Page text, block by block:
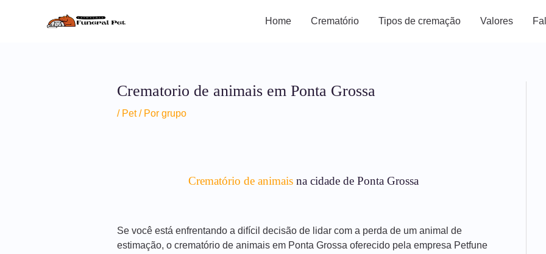
Home Crematório Tipos de cremação Valores
Crematorio de animais em Ponta Grossa
/ Pet/ Por grupo
Crematório de animaisna cidade de Ponta Grossa
Se você está enfrentando a difícil decisão de lidar com a perda de um animal de
estimação, o crematório de animais em Ponta Grossa oferecido pela empresa Petfune
navigation